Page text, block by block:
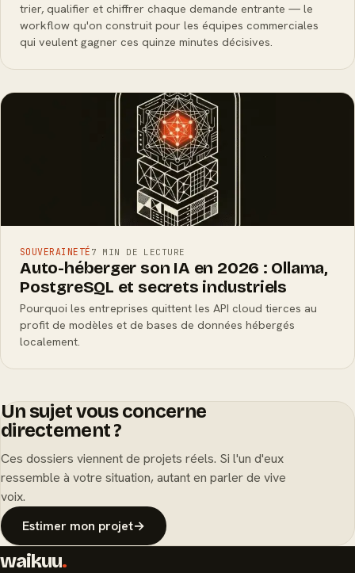
trier, qualifier et chiffrer chaque demande entrante — le
workflow qu'on construit pour les équipes commerciales
qui veulent gagner ces quinze minutes décisives.
SOUVERAINETÉ 7 MIN DE LECTURE
Auto-héberger son IA en 2026 : Ollama,
PostgreSQL et secrets industriels
Pourquoi les entreprises quittent les API cloud tierces au
profit de modèles et de bases de données hébergés
localement.
Un sujet vous concerne
directement ?
Ces dossiers viennent de projets réels. Si l'un d'eux
ressemble à votre situation, autant en parler de vive
voix.
Estimer mon projet→
waikuu.